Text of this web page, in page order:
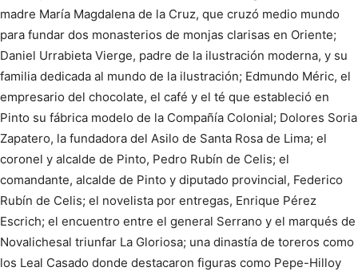
madre María Magdalena de la Cruz, que cruzó medio mundo
para fundar dos monasterios de monjas clarisas en Oriente;
Daniel Urrabieta Vierge, padre de la ilustración moderna, y su
familia dedicada al mundo de la ilustración; Edmundo Méric, el
empresario del chocolate, el café y el té que estableció en
Pinto su fábrica modelo de la Compañía Colonial; Dolores Soria
Zapatero, la fundadora del Asilo de Santa Rosa de Lima; el
coronel y alcalde de Pinto, Pedro Rubín de Celis; el
comandante, alcalde de Pinto y diputado provincial, Federico
Rubín de Celis; el novelista por entregas, Enrique Pérez
Escrich; el encuentro entre el general Serrano y el marqués de
Novalichesal triunfar La Gloriosa; una dinastía de toreros como
los Leal Casado donde destacaron figuras como Pepe-Hilloy